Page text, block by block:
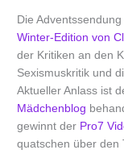
Die
Winter-Edition von
der Kritiken an den
Sexismuskritik und
Aktueller Anlass ist
Mädchenblog
gewinnt der Pro7
quatschen über den